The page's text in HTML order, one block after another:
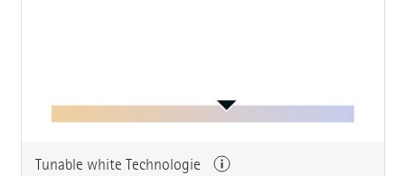
Tunable white Technologie